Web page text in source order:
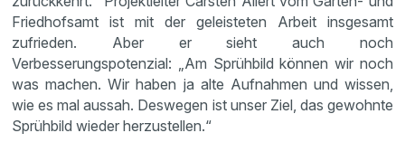
Friedhofsamt ist mit der geleisteten Arbeit insgesamt
zufrieden. Aber er sieht auch noch
Verbesserungspotenzial: „Am Sprühbild können wir noch
was machen. Wir haben ja alte Aufnahmen und wissen,
wie es mal aussah. Deswegen ist unser Ziel, das gewohnte
Sprühbild wieder herzustellen.“